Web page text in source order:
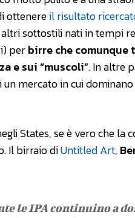
ottenereil risultato
sottostili nati in tempi
perbirre che comunque
e sui “muscoli”. In altre
mercato in cui dominano
States, se è vero che
Il birraio diUntitled Art,
le IPA continuino a